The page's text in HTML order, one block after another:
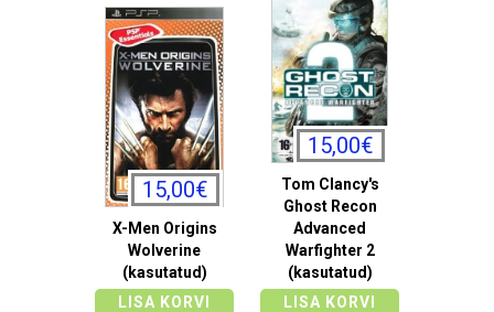
15,00€
X-Men Origins
Wolverine
(kasutatud)
LISA KORVI
15,00€
Tom Clancy's
Ghost Recon
Advanced
Warfighter 2
(kasutatud)
LISA KORVI